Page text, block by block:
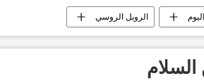
الروبل الروسي
السلام